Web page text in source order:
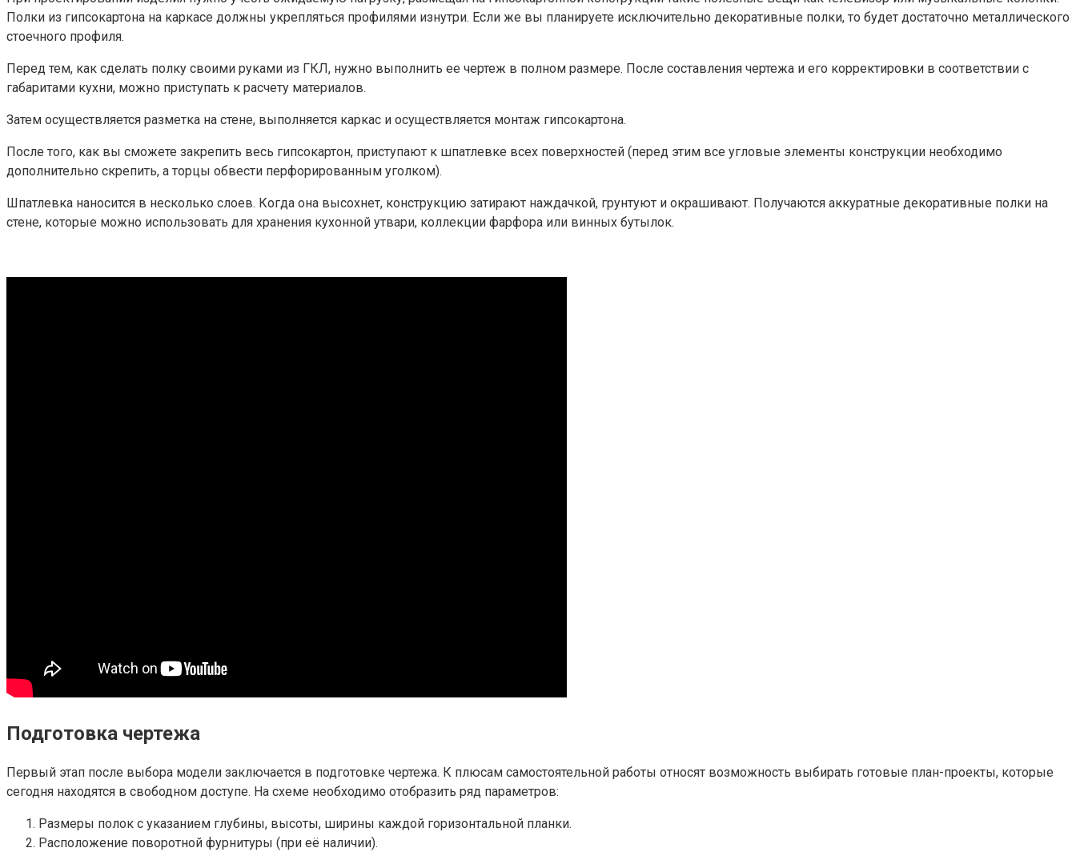
Полки из гипсокартона на каркасе должны укрепляться профилями изнутри. Если же вы планируете исключительно декоративные полки, то будет достаточно металлического
стоечного профиля.
Перед тем, как сделать полку своими руками из ГКЛ, нужно выполнить ее чертеж в полном размере. После составления чертежа и его корректировки в соответствии с
габаритами кухни, можно приступать к расчету материалов.
Затем осуществляется разметка на стене, выполняется каркас и осуществляется монтаж гипсокартона.
После того, как вы сможете закрепить весь гипсокартон, приступают к шпатлевке всех поверхностей (перед этим все угловые элементы конструкции необходимо
дополнительно скрепить, а торцы обвести перфорированным уголком).
Шпатлевка наносится в несколько слоев. Когда она высохнет, конструкцию затирают наждачкой, грунтуют и окрашивают. Получаются аккуратные декоративные полки на
стене, которые можно использовать для хранения кухонной утвари, коллекции фарфора или винных бутылок.
Подготовка чертежа
Первый этап после выбора модели заключается в подготовке чертежа. К плюсам самостоятельной работы относят возможность выбирать готовые план-проекты, которые
сегодня находятся в свободном доступе. На схеме необходимо отобразить ряд параметров:
Размеры полок с указанием глубины, высоты, ширины каждой горизонтальной планки.
Расположение поворотной фурнитуры (при её наличии).